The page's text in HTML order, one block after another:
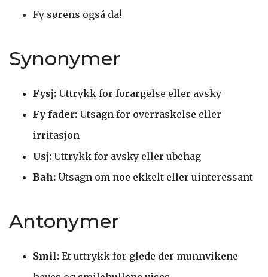
Fy sørens også da!
Synonymer
Fysj: Uttrykk for forargelse eller avsky
Fy fader: Utsagn for overraskelse eller
irritasjon
Usj: Uttrykk for avsky eller ubehag
Bah: Utsagn om noe ekkelt eller uinteressant
Antonymer
Smil: Et uttrykk for glede der munnvikene